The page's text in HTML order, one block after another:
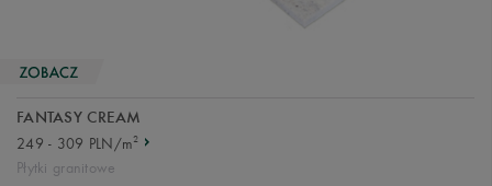
FANTASY CREAM
249 - 309 PLN/m2
Płytki granitowe